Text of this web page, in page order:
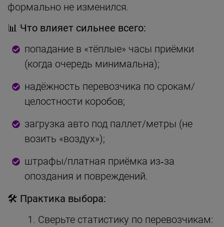
формально не изменился.
📊 Что влияет сильнее всего:
попадание в «тёплые» часы приёмки
(когда очередь минимальна);
надёжность перевозчика по срокам/
целостности коробов;
загрузка авто под паллет/метры (не
возить «воздух»);
штрафы/платная приёмка из‑за
опоздания и повреждений.
🛠 Практика выбора:
Сверьте статистику по перевозчикам: